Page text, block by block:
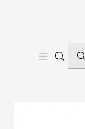
SOLICITE
OUTRAS
Bata em